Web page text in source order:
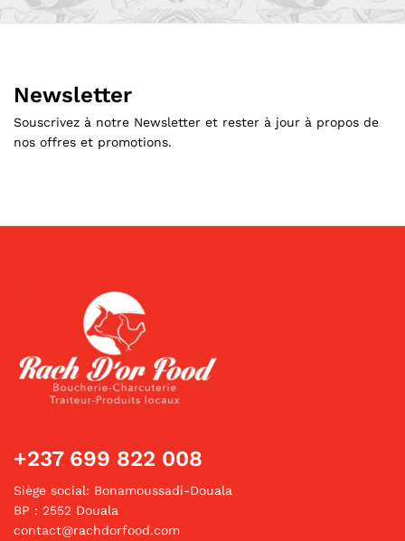
Newsletter
Souscrivez à notre Newsletter et rester à jour à propos de
nos offres et promotions.
+237 699 822 008
Siège social: Bonamoussadi-Douala
BP : 2552 Douala
contact@rachdorfood.com